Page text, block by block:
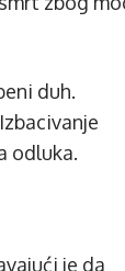
duh.
odluka.
je da